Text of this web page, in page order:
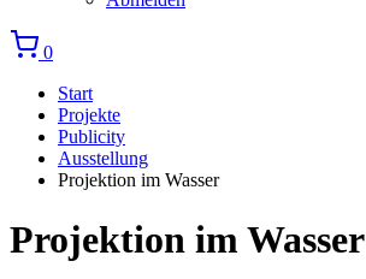
0
Start
Projekte
Publicity
Ausstellung
Projektion im Wasser
Projektion im Wasser